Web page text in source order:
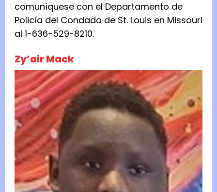
comuníquese con el Departamento de
Policía del Condado de St. Louis en Missouri
al 1-636-529-8210.
Zy’air Mack